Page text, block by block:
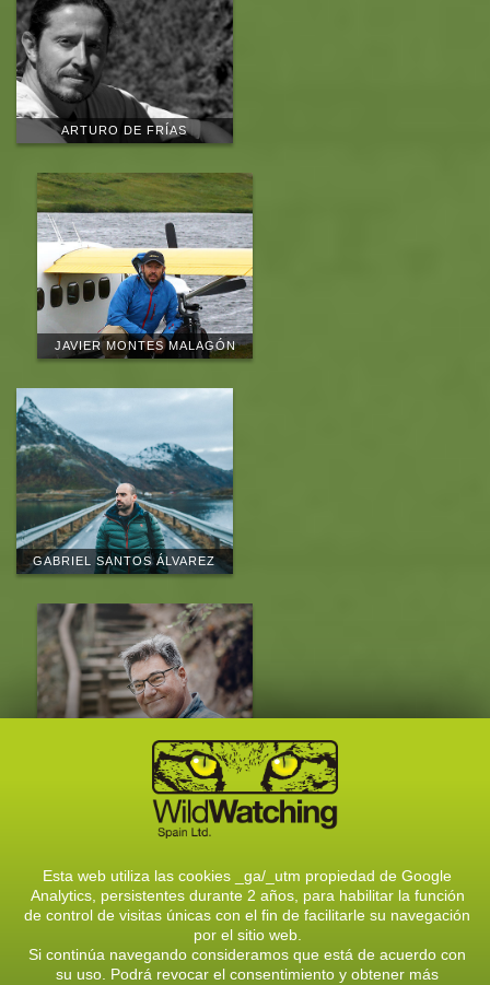
ARTURO DE FRÍAS
JAVIER MONTES MALAGÓN
GABRIEL SANTOS ÁLVAREZ
EDUARDO MARCOS
QUEVEDO
CONOCE AL EQUIPO
CONTACTA CON NOSOTROS
C/ Solasierra, 8, 24900- Riaño (León)
Telf.: 987740805 / 609726444
Esta web utiliza las cookies _ga/_utm propiedad de Google
Analytics, persistentes durante 2 años, para habilitar la función
de control de visitas únicas con el fin de facilitarle su navegación
por el sitio web.
Si continúa navegando consideramos que está de acuerdo con
su uso. Podrá revocar el consentimiento y obtener más